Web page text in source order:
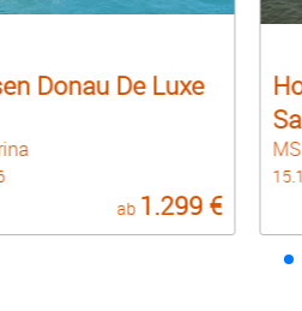
Holdenried Paket